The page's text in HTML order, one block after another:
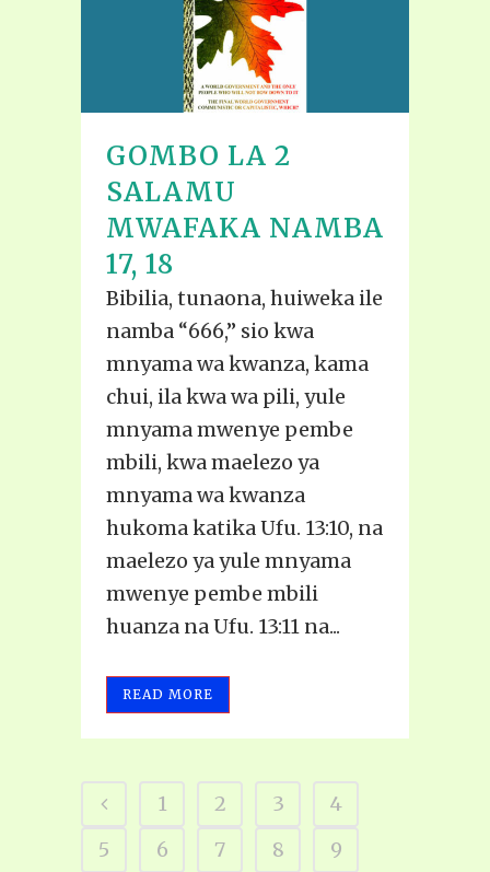
GOMBO LA 2
SALAMU
MWAFAKA NAMBA
17, 18
Bibilia, tunaona, huiweka ile
namba “666,” sio kwa
mnyama wa kwanza, kama
chui, ila kwa wa pili, yule
mnyama mwenye pembe
mbili, kwa maelezo ya
mnyama wa kwanza
hukoma katika Ufu. 13:10, na
maelezo ya yule mnyama
mwenye pembe mbili
huanza na Ufu. 13:11 na...
READ MORE
1 2 3
4
5
6 7 8
9